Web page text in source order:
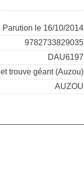
Parution le 16/10/2014
9782733829035
DAU6197
trouve géant (Auzou)
AUZOU